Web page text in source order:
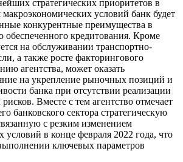
стратегических приоритетов в
условий банк будет
конкурентные преимущества в
обеспеченного кредитования. Кроме
на обслуживании транспортно-
а также росте факторингового
агентства, может оказать
на укрепление рыночных позиций и
банка при отсутствии реализации
Вместе с тем агентство отмечает
банковского сектора стратегическую
с резким изменением
условий в конце февраля 2022 года, что
ключевых параметров